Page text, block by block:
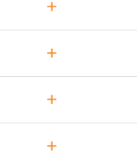
+
+
+
+